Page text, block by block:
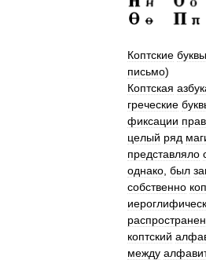
Коптские буквы
письмо)
Коптская
греческие
фиксации
целый ряд
представляло
однако был
собственно
коптский
между